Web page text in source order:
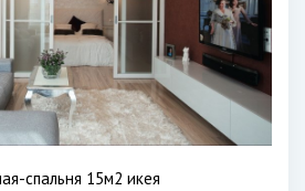
спальня 15м2 икея